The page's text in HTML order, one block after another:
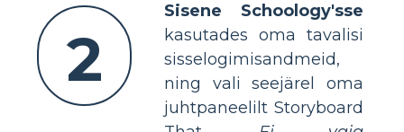
2
Sisene Schoology'sse
kasutades oma tavalisi
sisselogimisandmeid,
ning vali seejärel oma
juhtpaneelilt Storyboard